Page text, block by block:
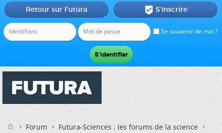
Se souvenir de moi ?
Retour sur Futura  S'inscrire
Forum
Futura-Sciences : les forums de la science